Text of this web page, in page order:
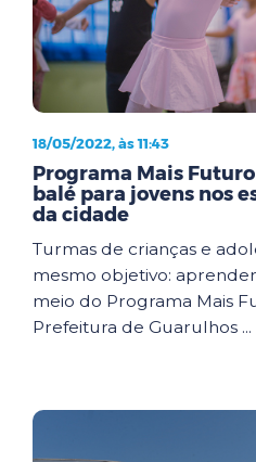
18/05/2022, às 11:43
Programa Mais
balé para jovens nos
da cidade
Turmas de crianças e
mesmo objetivo:
meio do Programa Mais
Prefeitura de Guarulhos ...